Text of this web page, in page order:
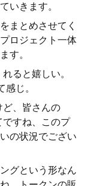
いきます。
まとめさせてく
ロジェクト一体
す。
ると嬉しい。
じ。
、皆さんの
すね、このプ
の状況でござい
グという形なん